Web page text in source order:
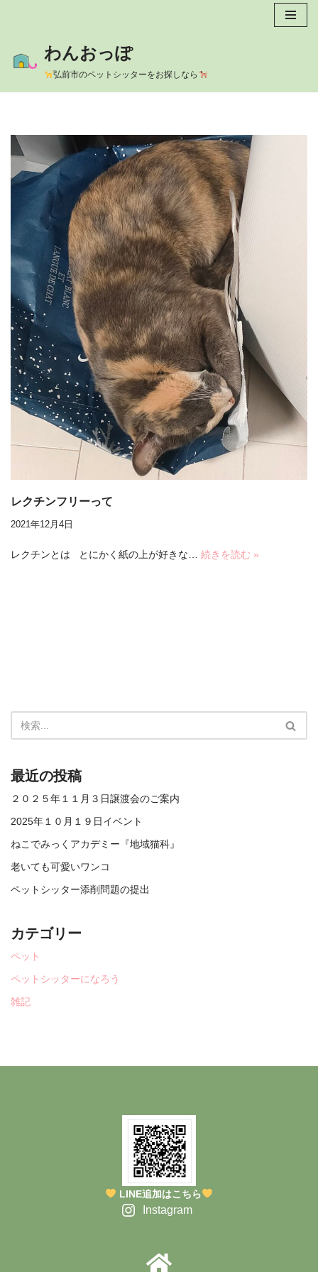
ン
テ
キ
プ
わんおっぽ
弘前市のペットシッターをお探しなら
レクチンフリーって
2021年12月4日
レクチンとは とにかく紙の上が好きな… 続きを読む »
最近の投稿
２０２５年１１月３日譲渡会のご案内
2025年１０月１９日イベント
ねこでみっくアカデミー『地域猫科』
老いても可愛いワンコ
ペットシッター添削問題の提出
カテゴリー
ペット
ペットシッターになろう
雑記
LINE追加はこちら
Instagram